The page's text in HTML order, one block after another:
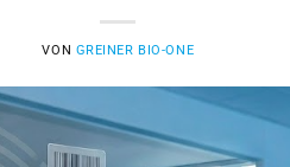
VON GREINER BIO-ONE